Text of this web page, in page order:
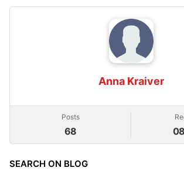
Anna Kraiver
Posts
68
SEARCH ON BLOG